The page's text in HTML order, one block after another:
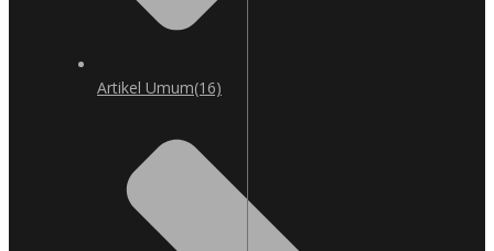
Artikel Umum(16)